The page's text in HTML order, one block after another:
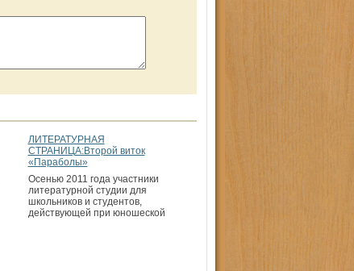
ЛИТЕРАТУРНАЯ
СТРАНИЦА:Второй виток
«Параболы»
Осенью 2011 года участники
литературной студии для
школьников и студентов,
действующей при юношеской